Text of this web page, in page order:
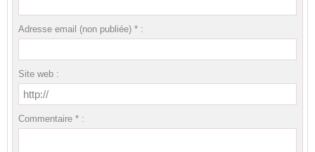
Adresse email (non publiée) * :
Site web :
Commentaire * :